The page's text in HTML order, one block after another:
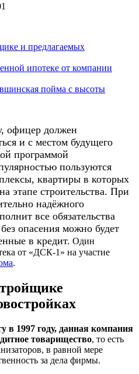
1
и предлагаемых
ипотеке от компании
пойма с высоты
офицер должен
и с местом будущего
программой
пользуются
квартиры в которых
этапе строительства. При
надёжного
все обязательства
опасения можно будет
в кредит. Один
от «ДСК-1» на участие
.
в 1997 году, данная компания
товарищество, то есть
в равной мере
за дела фирмы.